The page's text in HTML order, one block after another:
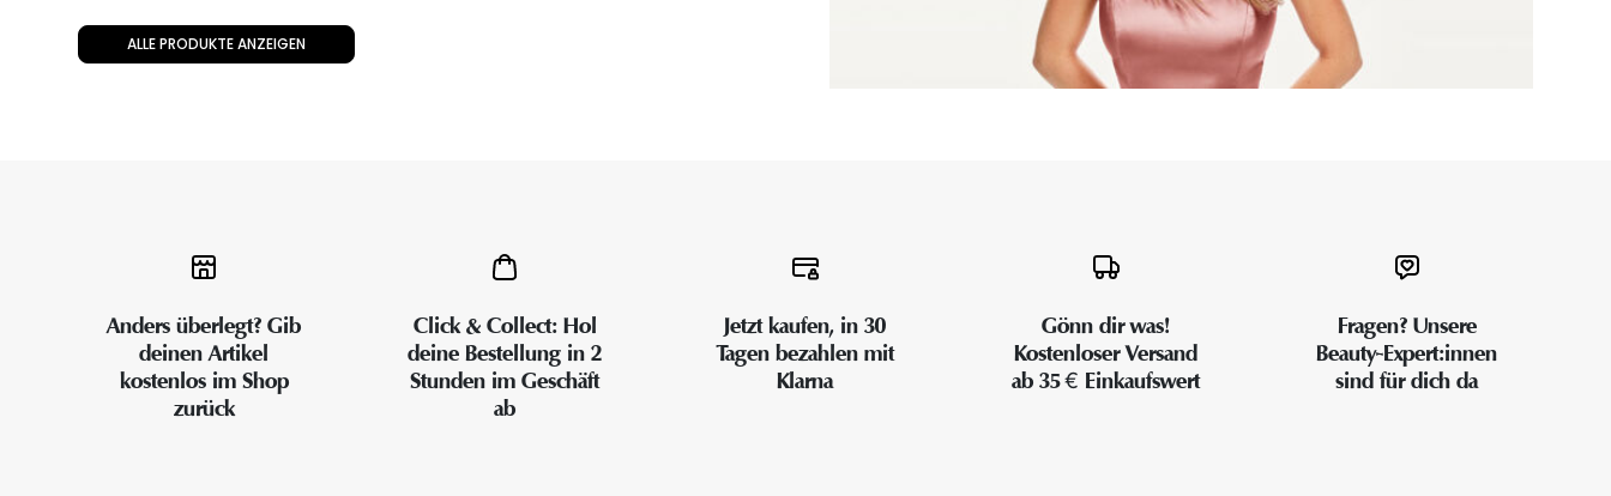
ALLE PRODUKTE ANZEIGEN
Anders überlegt? Gib
deinen Artikel
kostenlos im Shop
zurück
Click & Collect: Hol
deine Bestellung in 2
Stunden im Geschäft
ab
Jetzt kaufen, in 30
Tagen bezahlen mit
Klarna
Gönn dir was!
Kostenloser Versand
ab 35 € Einkaufswert
Fragen? Unsere
Beauty-Expert:innen
sind für dich da